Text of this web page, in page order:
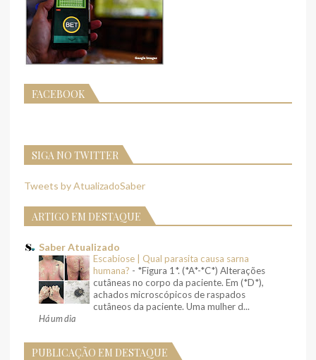
FACEBOOK
SIGA NO TWITTER
Tweets by AtualizadoSaber
ARTIGO EM DESTAQUE
Saber Atualizado
Escabiose | Qual parasita causa sarna
humana? - *Figura 1*. (*A*-*C*) Alterações
cutâneas no corpo da paciente. Em (*D*),
achados microscópicos de raspados
cutâneos da paciente. Uma mulher d...
Há um dia
PUBLICAÇÃO EM DESTAQUE